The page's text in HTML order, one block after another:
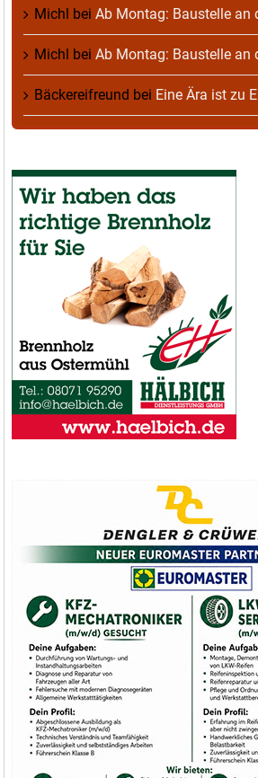
Michl bei Ab Montag: Baustelle an
Michl bei Ab Montag: Baustelle an
Bäckereifreund bei Eine Ära ist zu